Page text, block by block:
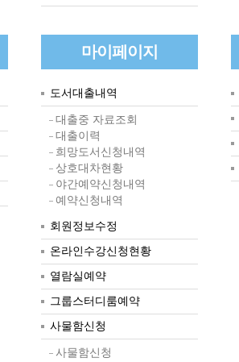
마이페이지
도서대출내역
대출중 자료조회
대출이력
희망도서신청내역
상호대차현황
야간예약신청내역
예약신청내역
회원정보수정
온라인수강신청현황
열람실예약
그룹스터디룸예약
사물함신청
사물함신청